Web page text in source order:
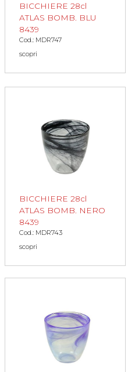
BICCHIERE 28cl
ATLAS BOMB. BLU
8439
Cod.: MDR747
scopri
BICCHIERE 28cl
ATLAS BOMB. NERO
8439
Cod.: MDR743
scopri